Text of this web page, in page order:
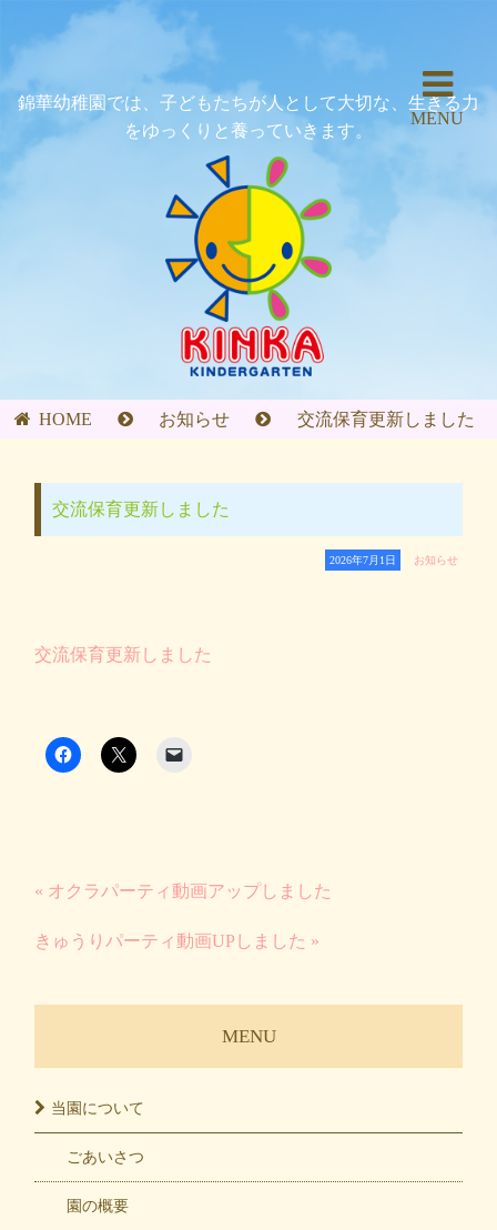
錦華幼稚園では、子どもたちが人として大切な、生きる力
をゆっくりと養っていきます。
MENU
HOME お知らせ 交流保育更新しました
交流保育更新しました
2026年7月1日 お知らせ
交流保育更新しました
« オクラパーティ動画アップしました
きゅうりパーティ動画UPしました »
MENU
当園について
ごあいさつ
園の概要